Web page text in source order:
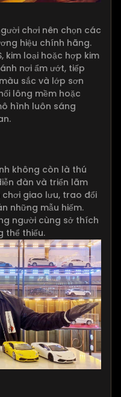
chơi nên chọn các
hiệu chính hãng.
kim loại hoặc hợp kim
nơi ẩm ướt, tiếp
sắc và lớp sơn
lông mềm hoặc
hình luôn sáng
không còn là thú
đàn và triển lãm
giao lưu, trao đổi
những mẫu hiếm.
người cùng sở thích
thể thiếu.